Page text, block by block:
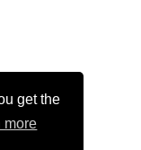
get the
more